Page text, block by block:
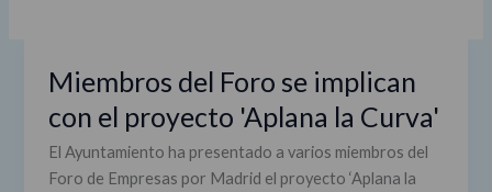
Miembros del Foro se implican
con el proyecto 'Aplana la Curva'
El Ayuntamiento ha presentado a varios miembros del
Foro de Empresas por Madrid el proyecto ‘Aplana la
Miembros
Foro
se
implican